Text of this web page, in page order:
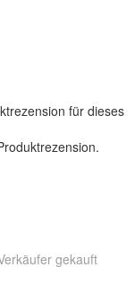
für dieses
.
gekauft